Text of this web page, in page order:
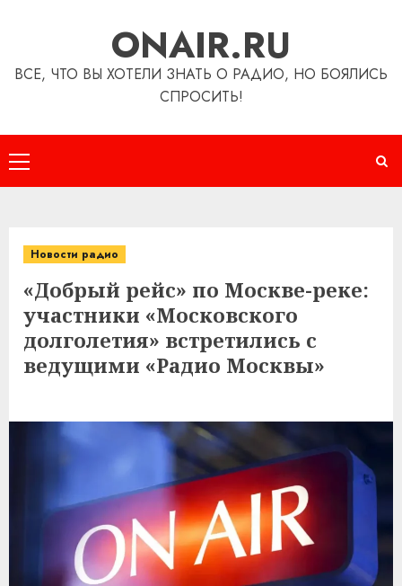
ONAIR.RU
ВСЕ, ЧТО ВЫ ХОТЕЛИ ЗНАТЬ О РАДИО, НО БОЯЛИСЬ
СПРОСИТЬ!
Основное
меню
Новости радио
«Добрый рейс» по Москве-реке:
участники «Московского
долголетия» встретились с
ведущими «Радио Москвы»